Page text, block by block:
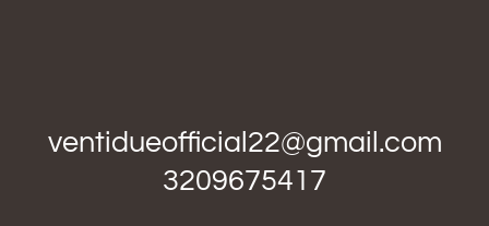
ventidueofficial22@gmail.com
3209675417